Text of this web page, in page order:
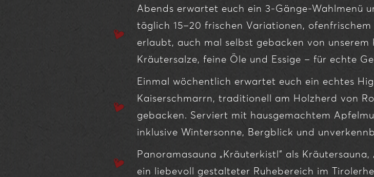
Abends erwartet euch ein 3-Gänge-Wahlmenü
täglich 15–20 frischen Variationen,
erlaubt, auch mal selbst gebacken von unserem
Kräutersalze, feine Öle und Essige – für echte
Einmal wöchentlich erwartet euch ein echtes
Kaiserschmarrn, traditionell am Holzherd von
gebacken. Serviert mit hausgemachtem
inklusive Wintersonne, Bergblick und
Panoramasauna „Kräuterkistl“ als Kräutersauna,
ein liebevoll gestalteter Ruhebereich im